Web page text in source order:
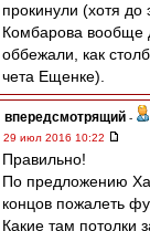
прокинули (хотя до
Комбарова вообще
оббежали, как
чета Ещенке).
впередсмотрящий -
29 июл 2016 10:22
Правильно!
По предложению
концов пожалеть
Какие там потолки